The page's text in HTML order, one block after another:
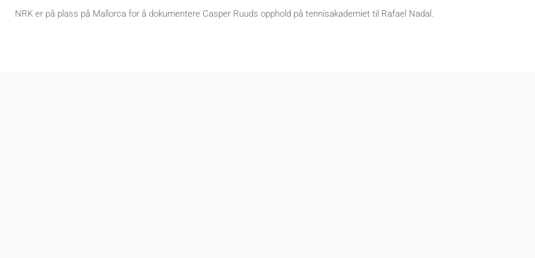
NRK er på plass på Mallorca for å dokumentere Casper Ruuds opphold på tennisakademiet til Rafael Nadal.